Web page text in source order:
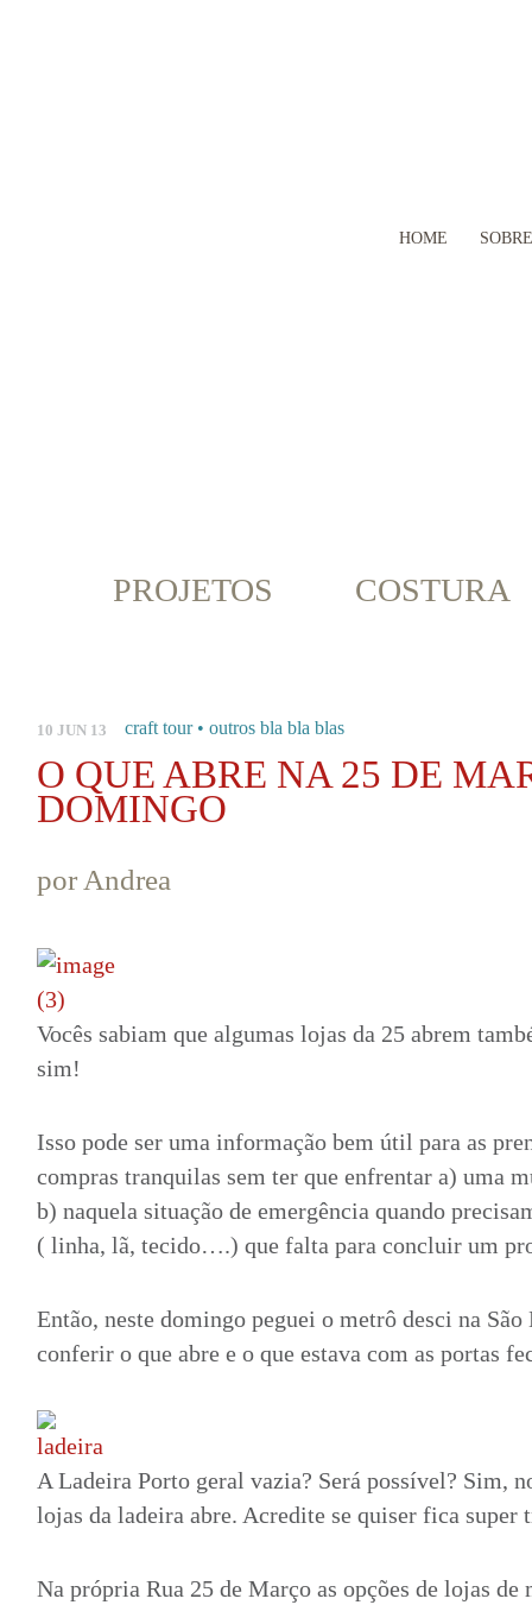
HOME SOBRE
PROJETOS COSTURA
10 JUN 13 craft tour• outros bla bla blas
O QUE ABRE NA 25 DE
DOMINGO
por Andrea
Vocês sabiam que algumas lojas da 25 abrem
sim!
Isso pode ser uma informação bem útil para as
compras tranquilas sem ter que enfrentar a) uma
b) naquela situação de emergência quando
( linha, lã, tecido….) que falta para concluir um
Então, neste domingo peguei o metrô desci na
conferir o que abre e o que estava com as portas
A Ladeira Porto geral vazia? Será possível? Sim,
lojas da ladeira abre. Acredite se quiser fica super
Na própria Rua 25 de Março as opções de lojas de